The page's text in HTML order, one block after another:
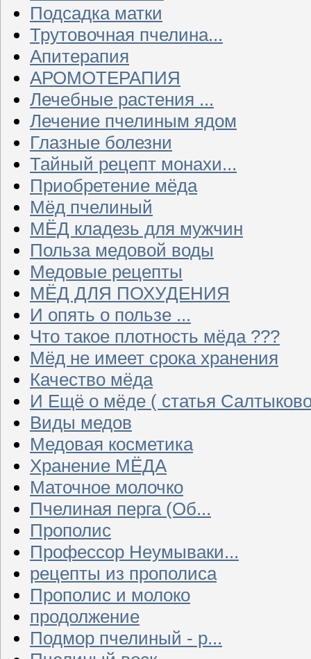
Подсадка матки
Трутовочная пчелина...
Апитерапия
АРОМОТЕРАПИЯ
Лечебные растения ...
Лечение пчелиным ядом
Глазные болезни
Тайный рецепт монахи...
Приобретение мёда
Мёд пчелиный
МЁД кладезь для мужчин
Польза медовой воды
Медовые рецепты
МЁД ДЛЯ ПОХУДЕНИЯ
И опять о пользе ...
Что такое плотность мёда ???
Мёд не имеет срока хранения
Качество мёда
И Ещё о мёде ( статья
Виды медов
Медовая косметика
Хранение МЁДА
Маточное молочко
Пчелиная перга (Об...
Прополис
Профессор Неумываки...
рецепты из прополиса
Прополис и молоко
продолжение
Подмор пчелиный - р...